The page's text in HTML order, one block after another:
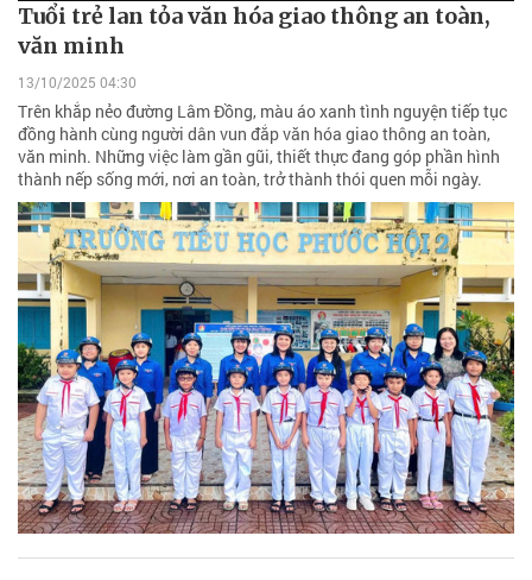
Tuổi trẻ lan tỏa văn hóa giao thông an toàn,
văn minh
13/10/2025 04:30
Trên khắp nẻo đường Lâm Đồng, màu áo xanh tình nguyện tiếp tục
đồng hành cùng người dân vun đắp văn hóa giao thông an toàn,
văn minh. Những việc làm gần gũi, thiết thực đang góp phần hình
thành nếp sống mới, nơi an toàn, trở thành thói quen mỗi ngày.